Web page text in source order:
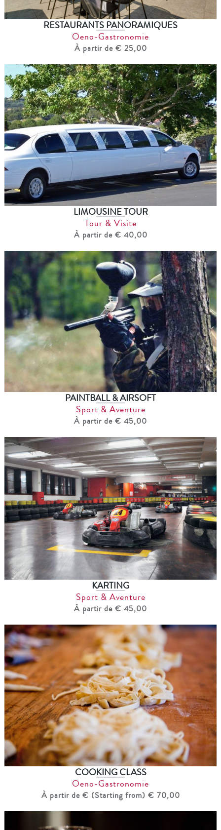
RESTAURANTS PANORAMIQUES
Oeno-Gastronomie
À partir de € 25,00
LIMOUSINE TOUR
Tour & Visite
À partir de € 40,00
PAINTBALL & AIRSOFT
Sport & Aventure
À partir de € 45,00
KARTING
Sport & Aventure
À partir de € 45,00
COOKING CLASS
Oeno-Gastronomie
À partir de € (Starting from) € 70,00